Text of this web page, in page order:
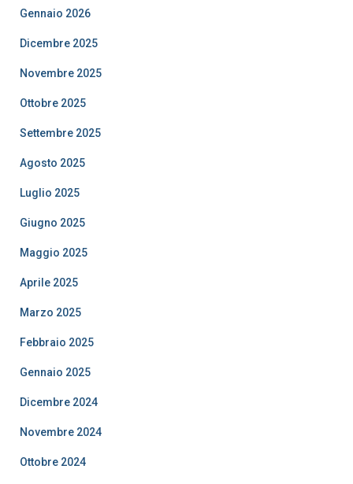
Gennaio 2026
Dicembre 2025
Novembre 2025
Ottobre 2025
Settembre 2025
Agosto 2025
Luglio 2025
Giugno 2025
Maggio 2025
Aprile 2025
Marzo 2025
Febbraio 2025
Gennaio 2025
Dicembre 2024
Novembre 2024
Ottobre 2024